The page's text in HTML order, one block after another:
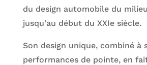
du design automobile du
jusqu’au début du XXIe siècle.
Son design unique, combiné à
performances de pointe, en